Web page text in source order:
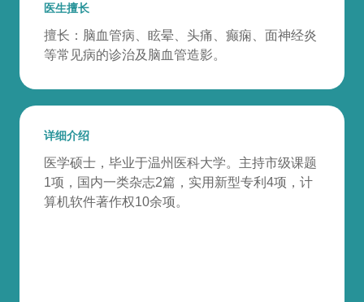
医生擅长
擅长：脑血管病、眩晕、头痛、癫痫、面神经炎
等常见病的诊治及脑血管造影。
详细介绍
医学硕士，毕业于温州医科大学。主持市级课题
1项，国内一类杂志2篇，实用新型专利4项，计
算机软件著作权10余项。